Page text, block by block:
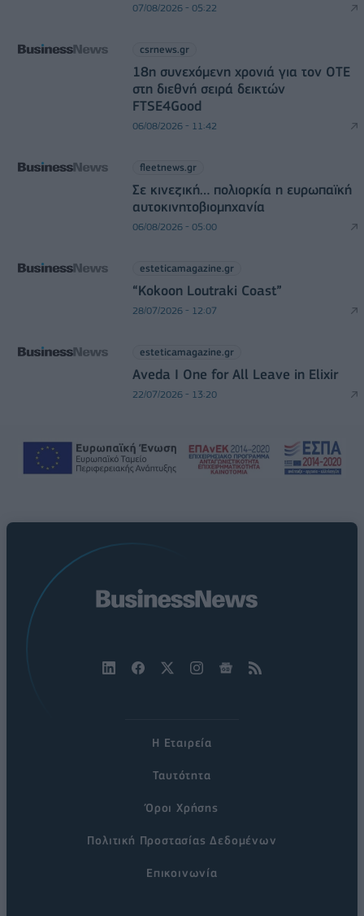
07/08/2026 - 05:22
csrnews.gr
18η συνεχόμενη χρονιά για τον ΟΤΕ
στη διεθνή σειρά δεικτών
FTSE4Good
06/08/2026 - 11:42
fleetnews.gr
Σε κινεζική… πολιορκία η ευρωπαϊκή
αυτοκινητοβιομηχανία
06/08/2026 - 05:00
esteticamagazine.gr
“Kokoon Loutraki Coast”
28/07/2026 - 12:07
esteticamagazine.gr
Aveda I One for All Leave in Elixir
22/07/2026 - 13:20
Η Εταιρεία
Ταυτότητα
Όροι Χρήσης
Πολιτική Προστασίας Δεδομένων
Επικοινωνία